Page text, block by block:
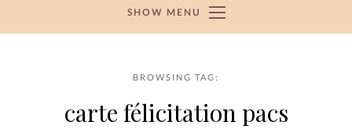
SHOW MENU
BROWSING TAG:
carte félicitation pacs